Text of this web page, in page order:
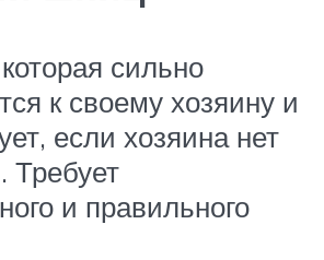
сильно
к своему хозяину и
если хозяина нет
Требует
и правильного